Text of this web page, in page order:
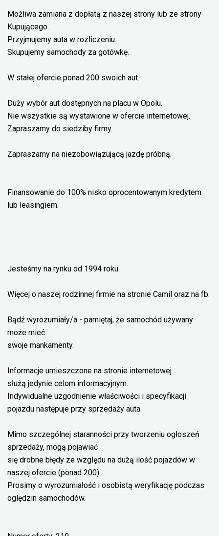
Możliwa zamiana z dopłatą z naszej strony lub ze strony
Kupującego.
Przyjmujemy auta w rozliczeniu.
Skupujemy samochody za gotówkę.
W stałej ofercie ponad 200 swoich aut.
Duży wybór aut dostępnych na placu w Opolu.
Nie wszystkie są wystawione w ofercie internetowej.
Zapraszamy do siedziby firmy.
Zapraszamy na niezobowiązującą jazdę próbną.
Finansowanie do 100% nisko oprocentowanym kredytem
lub leasingiem.
Jesteśmy na rynku od 1994 roku.
Więcej o naszej rodzinnej firmie na stronie Camil oraz na fb.
Bądź wyrozumiały/a - pamiętaj, że samochód używany
może mieć
swoje mankamenty.
Informacje umieszczone na stronie internetowej
służą jedynie celom informacyjnym.
Indywidualne uzgodnienie właściwości i specyfikacji
pojazdu następuje przy sprzedaży auta.
Mimo szczególnej staranności przy tworzeniu ogłoszeń
sprzedaży, mogą pojawiać
się drobne błędy ze względu na dużą ilość pojazdów w
naszej ofercie (ponad 200).
Prosimy o wyrozumiałość i osobistą weryfikację podczas
oględzin samochodów.